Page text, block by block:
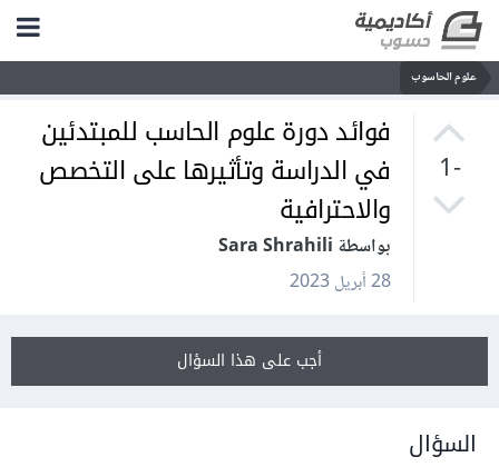
علوم الحاسوب
-1
فوائد دورة علوم الحاسب للمبتدئين
في الدراسة وتأثيرها على التخصص
والاحترافية
بواسطة Sara Shrahili
28 أبريل 2023
أجب على هذا السؤال
السؤال